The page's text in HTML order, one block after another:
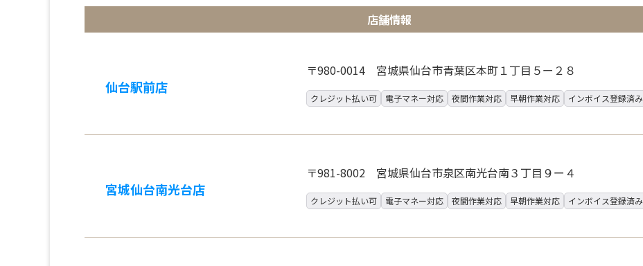
店舗情報
仙台駅前店
〒980-0014 宮城県仙台市青葉区本町１丁目５ー２８
クレジット払い可 電子マネー対応 夜間作業対応 早朝作業対応 インボイス登録済み
宮城仙台南光台店
〒981-8002 宮城県仙台市泉区南光台南３丁目９ー４
クレジット払い可 電子マネー対応 夜間作業対応 早朝作業対応 インボイス登録済み